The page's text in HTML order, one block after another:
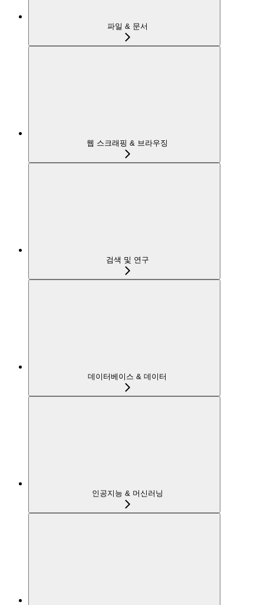
파일 & 문서
웹 스크래핑 & 브라우징
검색 및 연구
데이터베이스 & 데이터
인공지능 & 머신러닝